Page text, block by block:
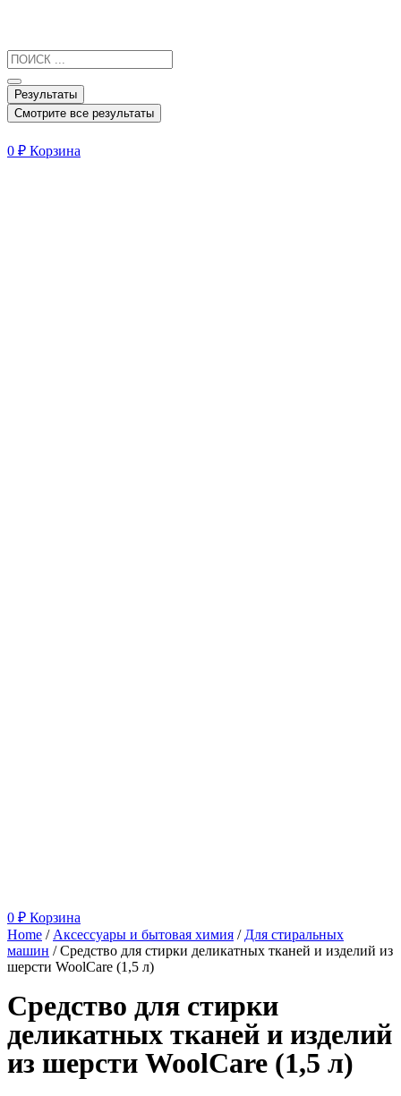
Результаты
Смотрите все результаты
0 ₽ Корзина
0 ₽ Корзина
Home / Аксессуары и бытовая химия / Для стиральных
машин / Средство для стирки деликатных тканей и изделий из
шерсти WoolCare (1,5 л)
Средство для стирки
деликатных тканей и изделий
из шерсти WoolCare (1,5 л)